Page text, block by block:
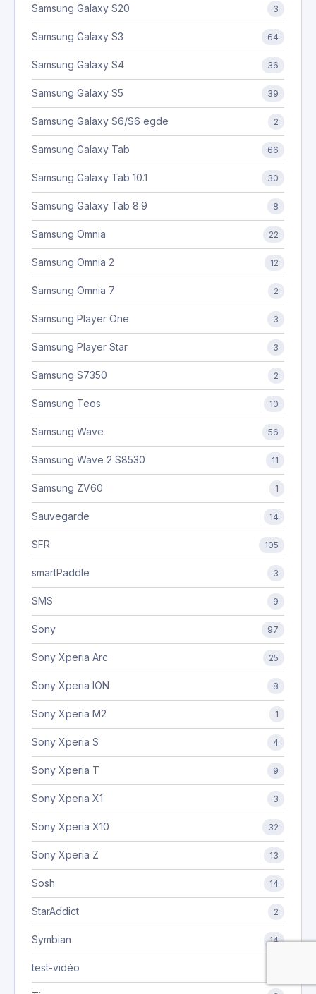
Samsung Galaxy S20 3
Samsung Galaxy S3 64
Samsung Galaxy S4 36
Samsung Galaxy S5 39
Samsung Galaxy S6/S6 egde 2
Samsung Galaxy Tab 66
Samsung Galaxy Tab 10.1 30
Samsung Galaxy Tab 8.9 8
Samsung Omnia 22
Samsung Omnia 2 12
Samsung Omnia 7 2
Samsung Player One 3
Samsung Player Star 3
Samsung S7350 2
Samsung Teos 10
Samsung Wave 56
Samsung Wave 2 S8530 11
Samsung ZV60 1
Sauvegarde 14
SFR 105
smartPaddle 3
SMS 9
Sony 97
Sony Xperia Arc 25
Sony Xperia ION 8
Sony Xperia M2 1
Sony Xperia S 4
Sony Xperia T 9
Sony Xperia X1 3
Sony Xperia X10 32
Sony Xperia Z 13
Sosh 14
StarAddict 2
Symbian 14
test-vidéo